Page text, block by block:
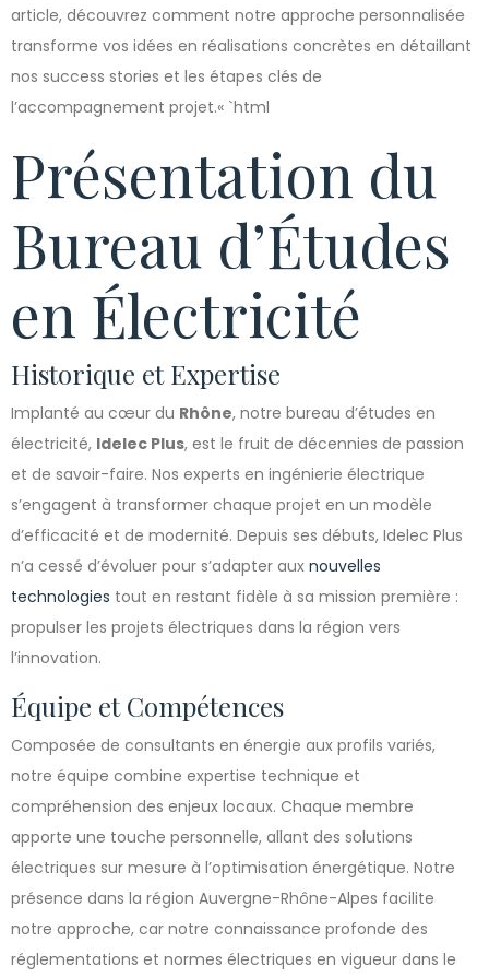
article, découvrez comment notre approche personnalisée
transforme vos idées en réalisations concrètes en détaillant
nos success stories et les étapes clés de
l’accompagnement projet.« `html
Présentation du
Bureau d’Études
en Électricité
Historique et Expertise
Implanté au cœur du Rhône, notre bureau d’études en
électricité, Idelec Plus, est le fruit de décennies de passion
et de savoir-faire. Nos experts en ingénierie électrique
s’engagent à transformer chaque projet en un modèle
d’efficacité et de modernité. Depuis ses débuts, Idelec Plus
n’a cessé d’évoluer pour s’adapter aux nouvelles
technologies tout en restant fidèle à sa mission première :
propulser les projets électriques dans la région vers
l’innovation.
Équipe et Compétences
Composée de consultants en énergie aux profils variés,
notre équipe combine expertise technique et
compréhension des enjeux locaux. Chaque membre
apporte une touche personnelle, allant des solutions
électriques sur mesure à l’optimisation énergétique. Notre
présence dans la région Auvergne-Rhône-Alpes facilite
notre approche, car notre connaissance profonde des
réglementations et normes électriques en vigueur dans le